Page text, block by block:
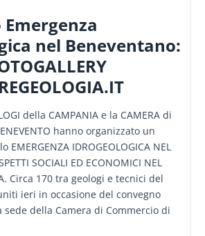
nel Beneventano:
della CAMPANIA e la CAMERA di
hanno organizzato un
IDROGEOLOGICA NEL
SOCIALI ED ECONOMICI NEL
Circa 170 tra geologi e tecnici del
ieri in occasione del convegno
della Camera di Commercio di